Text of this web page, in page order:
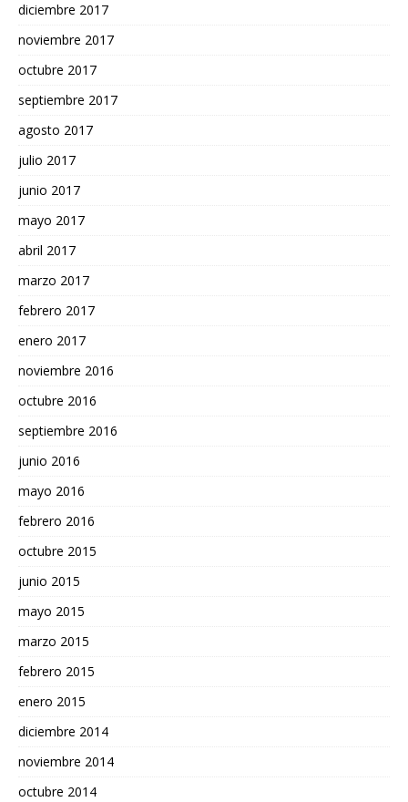
diciembre 2017
noviembre 2017
octubre 2017
septiembre 2017
agosto 2017
julio 2017
junio 2017
mayo 2017
abril 2017
marzo 2017
febrero 2017
enero 2017
noviembre 2016
octubre 2016
septiembre 2016
junio 2016
mayo 2016
febrero 2016
octubre 2015
junio 2015
mayo 2015
marzo 2015
febrero 2015
enero 2015
diciembre 2014
noviembre 2014
octubre 2014